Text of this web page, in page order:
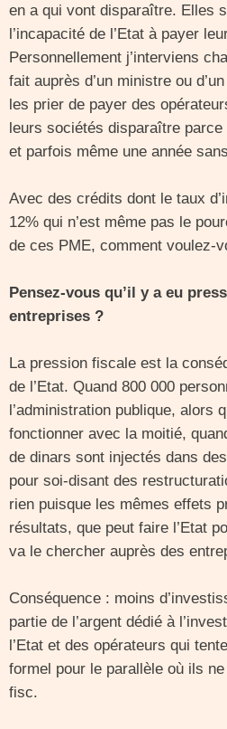
en a qui vont disparaître. Elles
l’incapacité de l’Etat à payer
Personnellement j’interviens
fait auprès d’un ministre ou
les prier de payer des
leurs sociétés disparaître parce
et parfois même une année
Avec des crédits dont le taux
12% qui n’est même pas le
de ces PME, comment voulez-
Pensez-vous qu’il y a eu
entreprises ?
La pression fiscale est la
de l’Etat. Quand 800 000
l’administration publique, alors
fonctionner avec la moitié,
de dinars sont injectés dans
pour soi-disant des
rien puisque les mêmes effets
résultats, que peut faire l’Etat
va le chercher auprès des
Conséquence : moins
partie de l’argent dédié à
l’Etat et des opérateurs qui
formel pour le parallèle où ils
fisc.